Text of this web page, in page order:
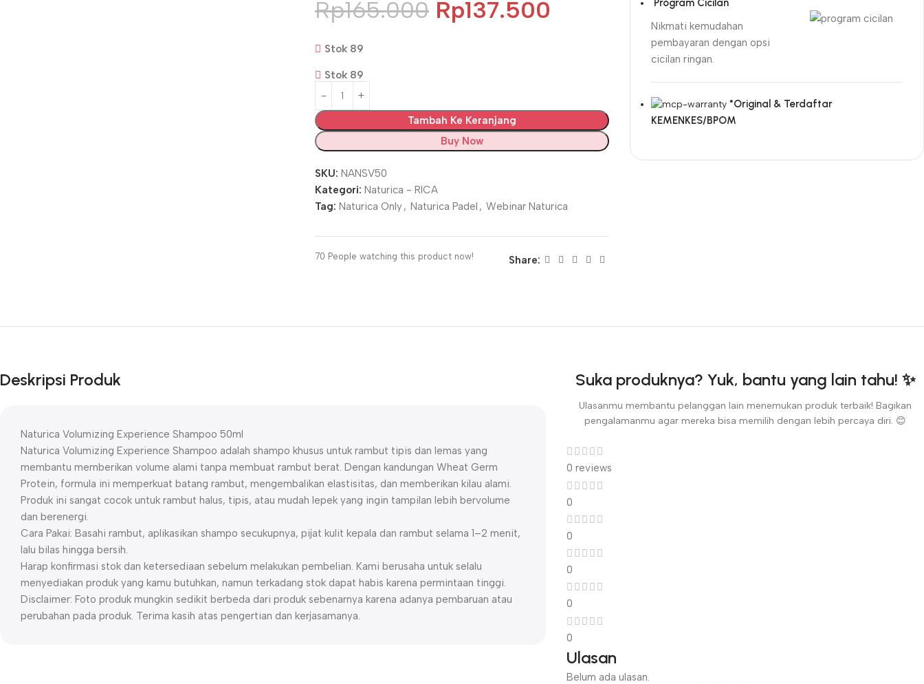
Rp165.000 Rp137.500
Stok 89
Stok 89
Tambah Ke Keranjang
Buy Now
SKU: NANSV50
Kategori: Naturica - RICA
Tag: Naturica Only, Naturica Padel , Webinar Naturica
70 People watching this product now! Share:
Nikmati kemudahan
pembayaran dengan opsi
cicilan ringan.
*Original & Terdaftar
KEMENKES/BPOM
Deskripsi Produk
Naturica Volumizing Experience Shampoo 50ml
Naturica Volumizing Experience Shampoo adalah shampo khusus untuk rambut tipis dan lemas yang
membantu memberikan volume alami tanpa membuat rambut berat. Dengan kandungan Wheat Germ
Protein, formula ini memperkuat batang rambut, mengembalikan elastisitas, dan memberikan kilau alami.
Produk ini sangat cocok untuk rambut halus, tipis, atau mudah lepek yang ingin tampilan lebih bervolume
dan berenergi.
Cara Pakai: Basahi rambut, aplikasikan shampo secukupnya, pijat kulit kepala dan rambut selama 1–2 menit,
lalu bilas hingga bersih.
Harap konfirmasi stok dan ketersediaan sebelum melakukan pembelian. Kami berusaha untuk selalu
menyediakan produk yang kamu butuhkan, namun terkadang stok dapat habis karena permintaan tinggi.
Disclaimer: Foto produk mungkin sedikit berbeda dari produk sebenarnya karena adanya pembaruan atau
perubahan pada produk. Terima kasih atas pengertian dan kerjasamanya.
Suka produknya? Yuk, bantu yang lain tahu! ✨
Ulasanmu membantu pelanggan lain menemukan produk terbaik! Bagikan
pengalamanmu agar mereka bisa memilih dengan lebih percaya diri. 😊
0 reviews
0
0
0
0
0
Ulasan
Belum ada ulasan.